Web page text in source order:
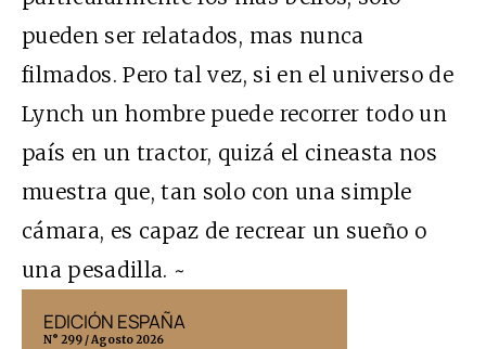
pueden ser relatados, mas nunca
filmados. Pero tal vez, si en el universo de
Lynch un hombre puede recorrer todo un
país en un tractor, quizá el cineasta nos
muestra que, tan solo con una simple
cámara, es capaz de recrear un sueño o
una pesadilla. ~
EDICIÓN ESPAÑA
N° 299 / Agosto 2026